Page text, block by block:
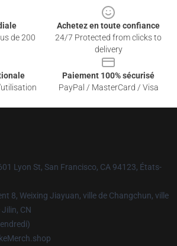
de 200
Achetez en toute confiance
24/7 Protected from clicks to
delivery
Paiement 100% sécurisé
PayPal / MasterCard / Visa
Lyon St, San Francisco, CA 94123, États-
8, Weixing Jiayuan, ville de Changchun, ville
CN